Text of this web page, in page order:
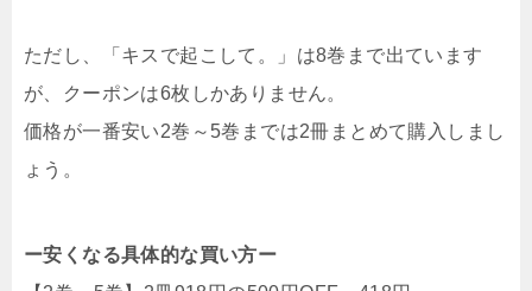
ただし、「キスで起こして。」は8巻まで出ています
が、クーポンは6枚しかありません。
価格が一番安い2巻～5巻までは2冊まとめて購入しまし
ょう。
ー安くなる具体的な買い方ー